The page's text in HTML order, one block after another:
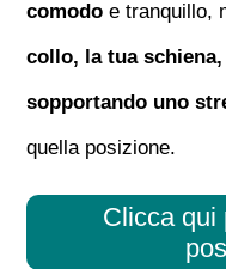
comodo e tranquillo,
collo, la tua
sopportando uno
quella posizione.
Clicca qui